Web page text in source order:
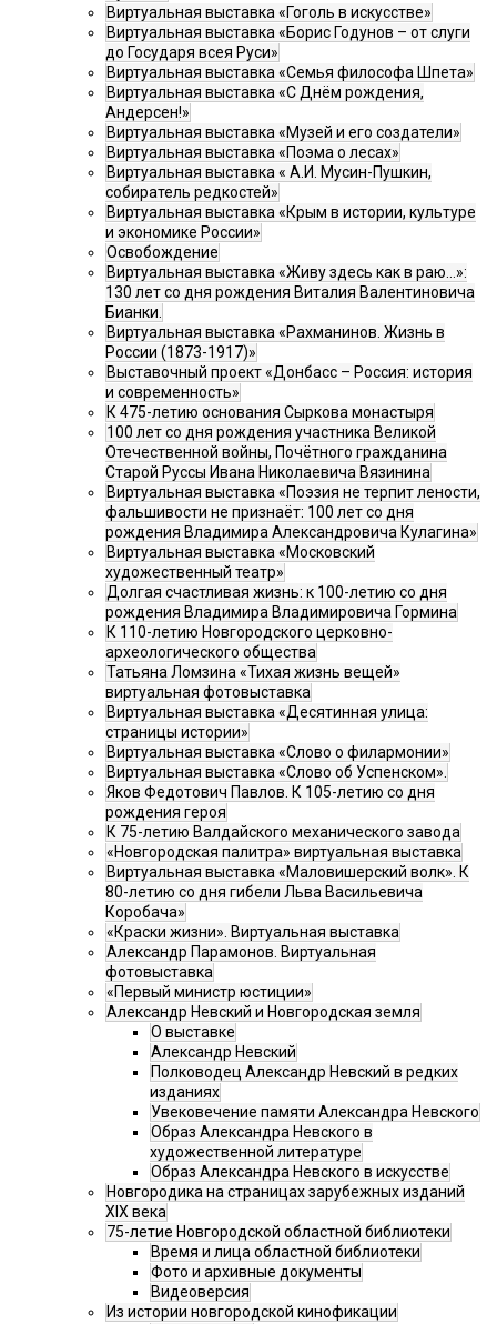
Виртуальная выставка «Гоголь в искусстве»
Виртуальная выставка «Борис Годунов – от слуги
до Государя всея Руси»
Виртуальная выставка «Семья философа Шпета»
Виртуальная выставка «С Днём рождения,
Андерсен!»
Виртуальная выставка «Музей и его создатели»
Виртуальная выставка «Поэма о лесах»
Виртуальная выставка « А.И. Мусин-Пушкин,
собиратель редкостей»
Виртуальная выставка «Крым в истории, культуре
и экономике России»
Освобождение
Виртуальная выставка «Живу здесь как в раю…»:
130 лет со дня рождения Виталия Валентиновича
Бианки.
Виртуальная выставка «Рахманинов. Жизнь в
России (1873-1917)»
Выставочный проект «Донбасс – Россия: история
и современность»
К 475-летию основания Сыркова монастыря
100 лет со дня рождения участника Великой
Отечественной войны, Почётного гражданина
Старой Руссы Ивана Николаевича Вязинина
Виртуальная выставка «Поэзия не терпит лености,
фальшивости не признаёт: 100 лет со дня
рождения Владимира Александровича Кулагина»
Виртуальная выставка «Московский
художественный театр»
Долгая счастливая жизнь: к 100-летию со дня
рождения Владимира Владимировича Гормина
К 110-летию Новгородского церковно-
археологического общества
Татьяна Ломзина «Тихая жизнь вещей»
виртуальная фотовыставка
Виртуальная выставка «Десятинная улица:
страницы истории»
Виртуальная выставка «Слово о филармонии»
Виртуальная выставка «Слово об Успенском».
Яков Федотович Павлов. К 105-летию со дня
рождения героя
К 75-летию Валдайского механического завода
«Новгородская палитра» виртуальная выставка
Виртуальная выставка «Маловишерский волк». К
80-летию со дня гибели Льва Васильевича
Коробача»
«Краски жизни». Виртуальная выставка
Александр Парамонов. Виртуальная
фотовыставка
«Первый министр юстиции»
Александр Невский и Новгородская земля
О выставке
Александр Невский
Полководец Александр Невский в редких
изданиях
Увековечение памяти Александра Невского
Образ Александра Невского в
художественной литературе
Образ Александра Невского в искусстве
Новгородика на страницах зарубежных изданий
XIX века
75-летие Новгородской областной библиотеки
Время и лица областной библиотеки
Фото и архивные документы
Видеоверсия
Из истории новгородской кинофикации